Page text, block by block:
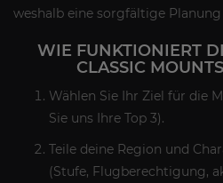
weshalb eine sorgfältige
WIE FUNKTIONIERT
CLASSIC
Wählen Sie Ihr Ziel für die
Sie uns Ihre Top 3).
Teile deine Region und
(Stufe, Flugberechtigung,